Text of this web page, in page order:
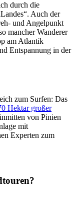
durch die
Auch der
und Angelpunkt
mancher Wanderer
am Atlantik
Entspannung in der
zum Surfen: Das
Hektar großer
von Pinien
mit
Experten zum